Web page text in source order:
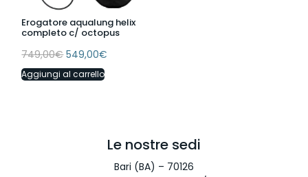
Erogatore aqualung helix
completo c/ octopus
749,00€ 549,00€
Aggiungi al carrello
Le nostre sedi
Bari (BA) – 70126